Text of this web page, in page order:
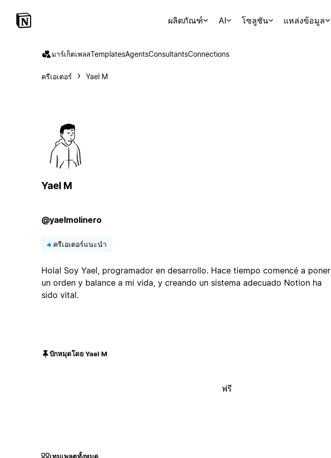
ผลิตภัณฑ์ AI โซลูชัน แหล่งข้อมูล
มาร์เก็ตเพลสTemplatesAgentsConsultantsConnections
ครีเอเตอร์ Yael M
Yael M
@yaelmolinero
ครีเอเตอร์แนะนำ
Hola! Soy Yael, programador en desarrollo. Hace tiempo comencé a poner
un orden y balance a mi vida, y creando un sistema adecuado Notion ha
sido vital.
ปักหมุดโดย Yael M
ฟรี